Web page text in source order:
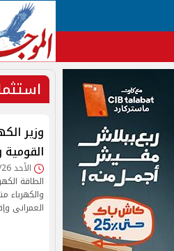
الأحد 26/أبريل/2026 - 03:30 م
الطاقة
والكهرباء
العمرانى